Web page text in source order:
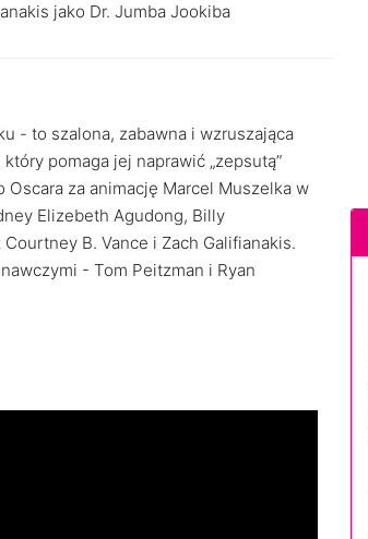
jako Dr. Jumba Jookiba
- to szalona, zabawna i wzruszająca
pomaga jej naprawić „zepsutą”
za animację Marcel Muszelka w
Elizebeth Agudong, Billy
B. Vance i Zach Galifianakis.
- Tom Peitzman i Ryan